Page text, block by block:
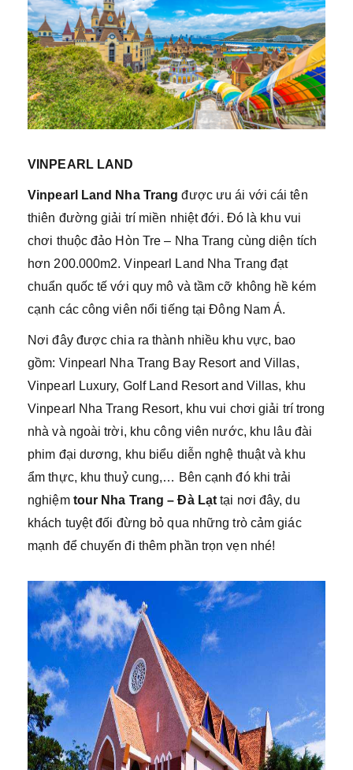
VINPEARL LAND
Vinpearl Land Nha Trang được ưu ái với cái tên
thiên đường giải trí miền nhiệt đới. Đó là khu vui
chơi thuộc đảo Hòn Tre – Nha Trang cùng diện tích
hơn 200.000m2. Vinpearl Land Nha Trang đạt
chuẩn quốc tế với quy mô và tầm cỡ không hề kém
cạnh các công viên nổi tiếng tại Đông Nam Á.
Nơi đây được chia ra thành nhiều khu vực, bao
gồm: Vinpearl Nha Trang Bay Resort and Villas,
Vinpearl Luxury, Golf Land Resort and Villas, khu
Vinpearl Nha Trang Resort, khu vui chơi giải trí trong
nhà và ngoài trời, khu công viên nước, khu lâu đài
phim đại dương, khu biểu diễn nghệ thuật và khu
ẩm thực, khu thuỷ cung,… Bên cạnh đó khi trải
nghiệm tour Nha Trang – Đà Lạt tại nơi đây, du
khách tuyệt đối đừng bỏ qua những trò cảm giác
mạnh để chuyến đi thêm phần trọn vẹn nhé!